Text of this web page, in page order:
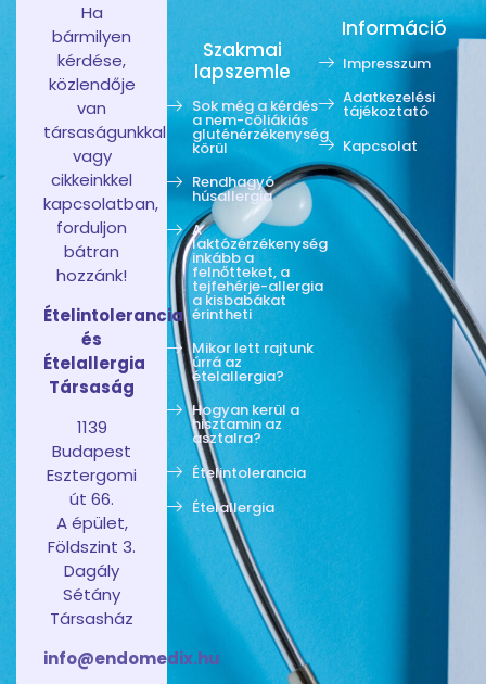
Ha
bármilyen
kérdése,
közlendője
van
társaságunkkal
vagy
cikkeinkkel
kapcsolatban,
forduljon
bátran
hozzánk!
Ételintolerancia
és
Ételallergia
Társaság
1139
Budapest
Esztergomi
út 66.
A épület,
Földszint 3.
Dagály
Sétány
Társasház
info@endomedix.hu
Szakmai
lapszemle
Sok még a kérdés
a nem-cöliákiás
gluténérzékenység
körül
Rendhagyó
húsallergia
A
laktózérzékenység
inkább a
felnőtteket, a
tejfehérje-allergia
a kisbabákat
érintheti
Mikor lett rajtunk
úrrá az
ételallergia?
Hogyan kerül a
hisztamin az
asztalra?
Ételintolerancia
Ételallergia
Információ
Impresszum
Adatkezelési
tájékoztató
Kapcsolat